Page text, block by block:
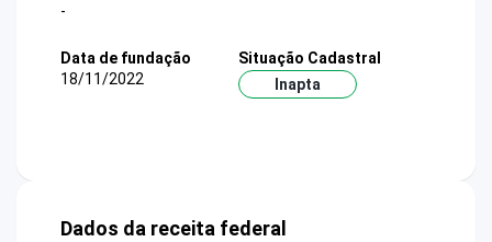
-
Data de fundação
18/11/2022
Situação Cadastral
Inapta
Dados da receita federal